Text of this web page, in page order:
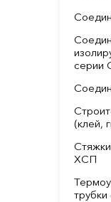
серии
(клей,
ХСП